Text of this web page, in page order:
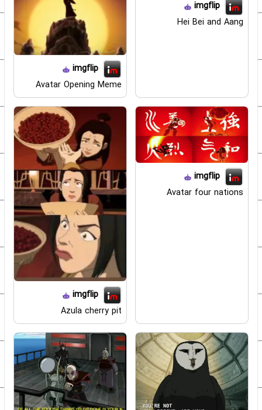
imgflip
Hei Bei and Aang
imgflip
Avatar Opening Meme
imgflip
Avatar four nations
imgflip
Azula cherry pit